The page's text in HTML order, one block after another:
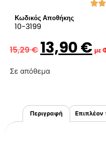
Κωδικός Αποθήκης
10-3199
15,29€ 13,90€ με
Σε απόθεμα
Περιγραφή Επιπλέον